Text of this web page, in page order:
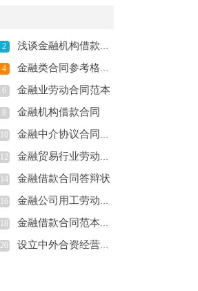
2 浅谈金融机构借款合同纠纷
4 金融类合同参考格式（2）
6 金融业劳动合同范本
8 金融机构借款合同
10 金融中介协议合同范本
12 金融贸易行业劳动合同范本
14 金融借款合同答辩状
16 金融公司用工劳动合同范本
18 金融借款合同范本及分析
20 设立中外合资经营企业合同（金融3）